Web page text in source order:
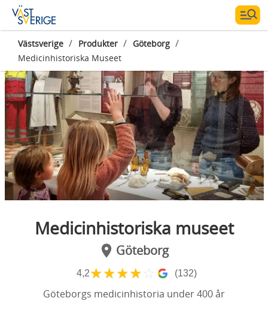
Västsverige / Produkter / Göteborg /
Medicinhistoriska Museet
Medicinhistoriska museet
Göteborg
4,2★★★★ ☆ (132)
Göteborgs medicinhistoria under 400 år